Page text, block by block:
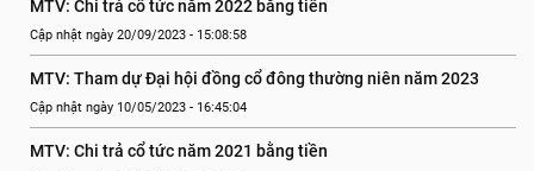
MTV: Chi trả cổ tức năm 2022 bằng tiền
Cập nhật ngày 20/09/2023 - 15:08:58
MTV: Tham dự Đại hội đồng cổ đông thường niên năm 2023
Cập nhật ngày 10/05/2023 - 16:45:04
MTV: Chi trả cổ tức năm 2021 bằng tiền